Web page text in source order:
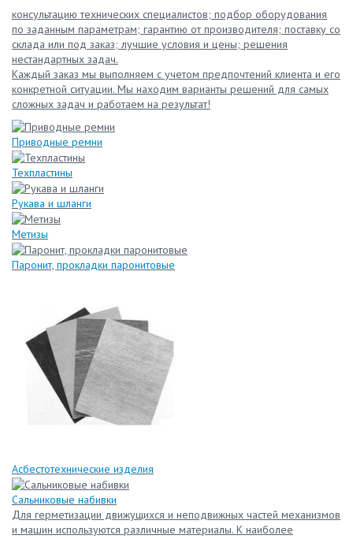
консультацию технических специалистов; подбор оборудования
по заданным параметрам; гарантию от производителя; поставку со
склада или под заказ; лучшие условия и цены; решения
нестандартных задач.
Каждый заказ мы выполняем с учетом предпочтений клиента и его
конкретной ситуации. Мы находим варианты решений для самых
сложных задач и работаем на результат!
Приводные ремни
Texплacтины
Рукава и шланги
Метизы
Паронит, прокладки паронитовые
Асбестотехнические изделия
Сальниковые набивки
Для герметизации движущихся и неподвижных частей механизмов
и машин используются различные материалы. К наиболее